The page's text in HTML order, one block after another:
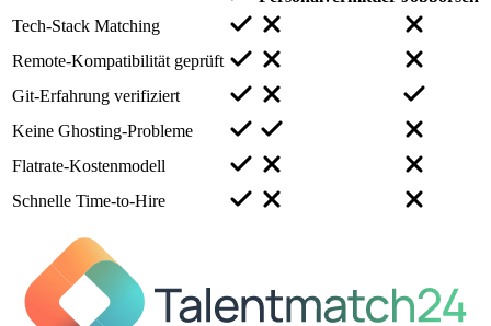
Tech-Stack Matching
Remote-Kompatibilität geprüft
Git-Erfahrung verifiziert
Keine Ghosting-Probleme
Flatrate-Kostenmodell
Schnelle Time-to-Hire